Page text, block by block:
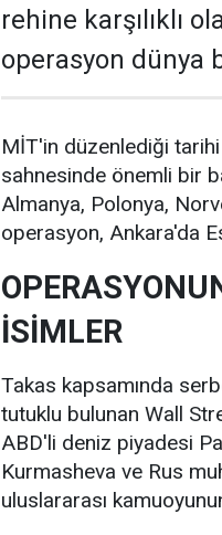
rehine karşılıklı
operasyon dünya
MİT'in düzenlediği
sahnesinde önemli bir
Almanya, Polonya,
operasyon, Ankara'da
İSİMLER
Takas kapsamında
tutuklu bulunan Wall
ABD'li deniz piyadesi
Kurmasheva ve Rus
uluslararası